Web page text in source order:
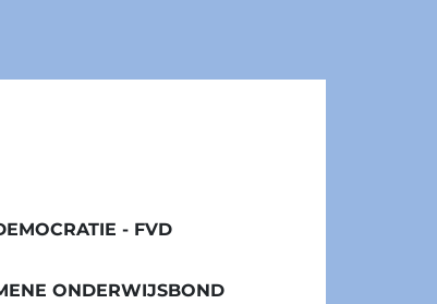
- FVD
ONDERWIJSBOND